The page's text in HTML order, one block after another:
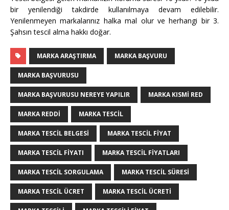
bir yenilendiği takdirde kullanılmaya devam edilebilir.
Yenilenmeyen markalarınız halka mal olur ve herhangi bir 3.
Şahsın tescil alma hakkı doğar.
MARKA ARAŞTIRMA MARKA BAŞVURU
MARKA BAŞVURUSU
MARKA BAŞVURUSU NEREYE YAPILIR MARKA KISMI RED
MARKA REDDI MARKA TESCIL
MARKA TESCIL BELGESI MARKA TESCIL FIYAT
MARKA TESCIL FIYATI MARKA TESCIL FIYATLARI
MARKA TESCIL SORGULAMA MARKA TESCIL SÜRESI
MARKA TESCIL ÜCRET MARKA TESCIL ÜCRETI